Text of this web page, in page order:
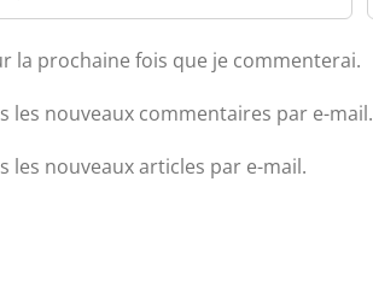
la prochaine fois que je commenterai.
les nouveaux commentaires par e-mail.
les nouveaux articles par e-mail.